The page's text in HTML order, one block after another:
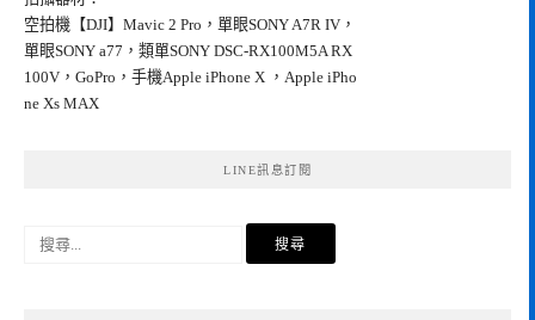
空拍機【DJI】Mavic 2 Pro，單眼SONY A7R IV，
單眼SONY a77，類單SONY DSC-RX100M5A RX
100V，GoPro，手機Apple iPhone X ，Apple iPho
ne Xs MAX
LINE訊息訂閱